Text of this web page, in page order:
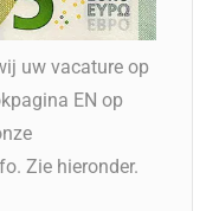
uw vacature op
EN op
Zie hieronder.